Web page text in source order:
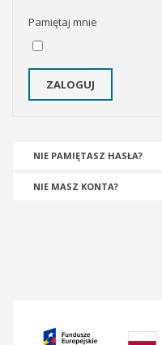
Pamiętaj mnie
ZALOGUJ
NIE PAMIĘTASZ HASŁA?
NIE MASZ KONTA?